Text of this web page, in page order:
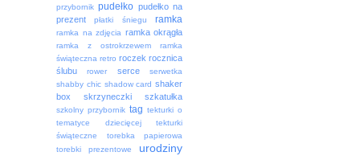
przybornik pudełko pudełko na
prezent
płatki śniegu ramka
ramka na zdjęcia ramka okrągła
ramka z ostrokrzewem
ramka
świąteczna retro roczek rocznica
ślubu
rower serce
serwetka
shabby chic shadow card shaker
box
skrzyneczki szkatułka
szkolny przybornik tag tekturki o
tematyce dziecięcej
tekturki
świąteczne
torebka papierowa
torebki prezentowe
urodziny